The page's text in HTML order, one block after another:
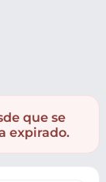
que se
expirado.